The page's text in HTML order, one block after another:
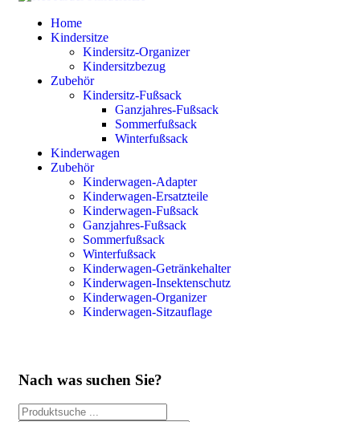
Home
Kindersitze
Kindersitz-Organizer
Kindersitzbezug
Zubehör
Kindersitz-Fußsack
Ganzjahres-Fußsack
Sommerfußsack
Winterfußsack
Kinderwagen
Zubehör
Kinderwagen-Adapter
Kinderwagen-Ersatzteile
Kinderwagen-Fußsack
Ganzjahres-Fußsack
Sommerfußsack
Winterfußsack
Kinderwagen-Getränkehalter
Kinderwagen-Insektenschutz
Kinderwagen-Organizer
Kinderwagen-Sitzauflage
Nach was suchen Sie?